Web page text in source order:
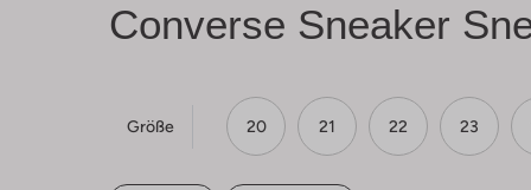
Converse Sneaker
Größe 20 21 22 23